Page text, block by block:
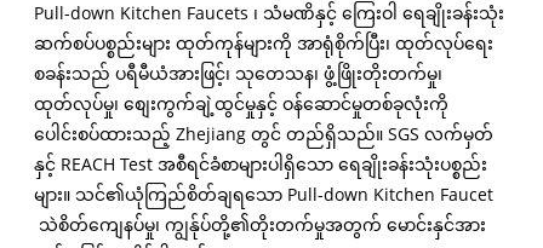
Pull-down Kitchen Faucets ၊ သံမဏိနှင့် ကြေးဝါ ရေချိုးခန်းသုံး
ဆက်စပ်ပစ္စည်းများ ထုတ်ကုန်များကို အာရုံစိုက်ပြီး၊ ထုတ်လုပ်ရေး
စခန်းသည် ပရီမီယံအားဖြင့်၊ သုတေသန၊ ဖွံ့ဖြိုးတိုးတက်မှု၊
ထုတ်လုပ်မှု၊ စျေးကွက်ချဲ့ထွင်မှုနှင့် ဝန်ဆောင်မှုတစ်ခုလုံးကို
ပေါင်းစပ်ထားသည့် Zhejiang တွင် တည်ရှိသည်။ SGS လက်မှတ်
နှင့် REACH Test အစီရင်ခံစာများပါရှိသော ရေချိုးခန်းသုံးပစ္စည်း
များ။ သင်၏ယုံကြည်စိတ်ချရသော Pull-down Kitchen Faucet
သဲစိတ်ကျေနပ်မှု၊ ကျွန်ုပ်တို့၏တိုးတက်မှုအတွက် မောင်းနှင်အား